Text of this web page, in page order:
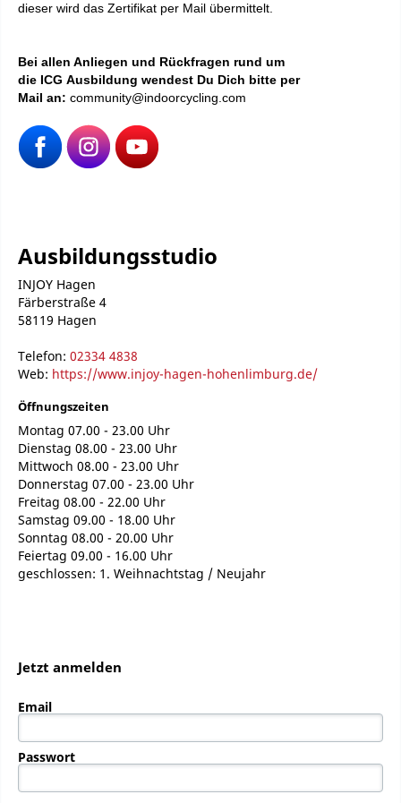
dieser wird das Zertifikat per Mail übermittelt.
Bei allen Anliegen und Rückfragen rund um
die ICG Ausbildung wendest Du Dich bitte per
Mail an: community@indoorcycling.com
Ausbildungsstudio
INJOY Hagen
Färberstraße 4
58119 Hagen
Telefon: 02334 4838
Web: https://www.injoy-hagen-hohenlimburg.de/
Öffnungszeiten
Montag 07.00 - 23.00 Uhr
Dienstag 08.00 - 23.00 Uhr
Mittwoch 08.00 - 23.00 Uhr
Donnerstag 07.00 - 23.00 Uhr
Freitag 08.00 - 22.00 Uhr
Samstag 09.00 - 18.00 Uhr
Sonntag 08.00 - 20.00 Uhr
Feiertag 09.00 - 16.00 Uhr
geschlossen: 1. Weihnachtstag / Neujahr
Jetzt anmelden
Email
Passwort